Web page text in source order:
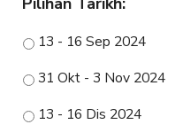
13 - 16 Sep 2024
31 Okt - 3 Nov 2024
13 - 16 Dis 2024